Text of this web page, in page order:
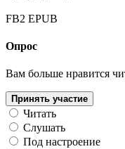
FB2 EPUB
Опрос
Вам больше нравится
Принять участие
Читать
Слушать
Под настроение